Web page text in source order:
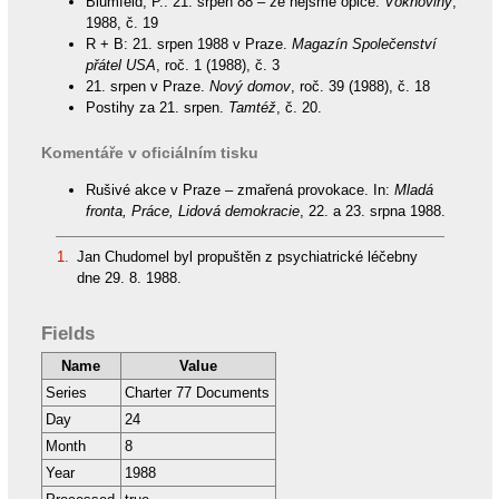
1988, č. 19
R + B: 21. srpen 1988 v Praze. Magazín Společenství
přátel USA, roč. 1 (1988), č. 3
21. srpen v Praze. Nový domov, roč. 39 (1988), č. 18
Postihy za 21. srpen. Tamtéž, č. 20.
Komentáře v oficiálním tisku
Rušivé akce v Praze – zmařená provokace. In: Mladá
fronta, Práce, Lidová demokracie, 22. a 23. srpna 1988.
1.
Jan Chudomel byl propuštěn z psychiatrické léčebny
dne 29. 8. 1988.
Fields
Name
Value
Series
Charter 77 Documents
Day
24
Month
8
Year
1988